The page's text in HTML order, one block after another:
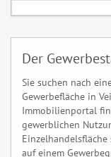
Der
Sie suchen nach
Gewerbefläche in
Immobilienportal
gewerblichen
auf einem